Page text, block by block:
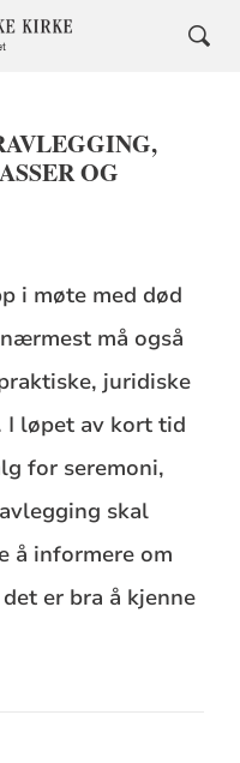
OG
i møte med død
må også
juridiske
I løpet av kort tid
for seremoni,
skal
å informere om
er bra å kjenne